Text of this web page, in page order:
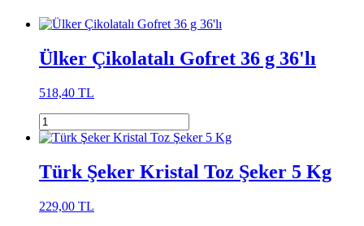
Ülker Çikolatalı Gofret 36 g 36'lı
518,40 TL
Türk Şeker Kristal Toz Şeker 5 Kg
229,00 TL